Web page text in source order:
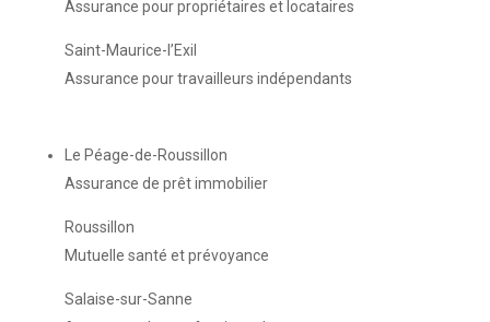
Assurance pour propriétaires et locataires
Saint-Maurice-l’Exil
Assurance pour travailleurs indépendants
Le Péage-de-Roussillon
Assurance de prêt immobilier
Roussillon
Mutuelle santé et prévoyance
Salaise-sur-Sanne